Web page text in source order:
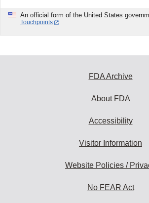
An official form of the United States
Touchpoints
FDA Archive
About FDA
Accessibility
Visitor Information
Website Policies /
No FEAR Act